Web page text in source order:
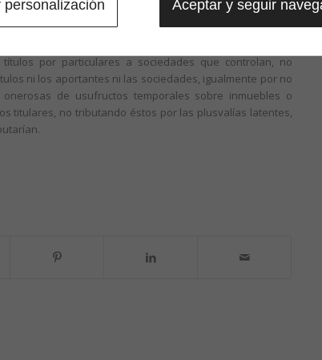
donaciones-cesiones, en las que ni los donantes ni,
al no aflorar éstas en ninguna de ambas etapas; el
se realizaran en plazo inferior a 3 años. También se
por particulares a sociedades que controlan, no
ni los aportantes ni las sociedades, igualmente por no
de usufructos temporales sobre inmuebles o
titulares, no tributando éstos por las plusvalías latentes,
personalización Aceptar y seguir